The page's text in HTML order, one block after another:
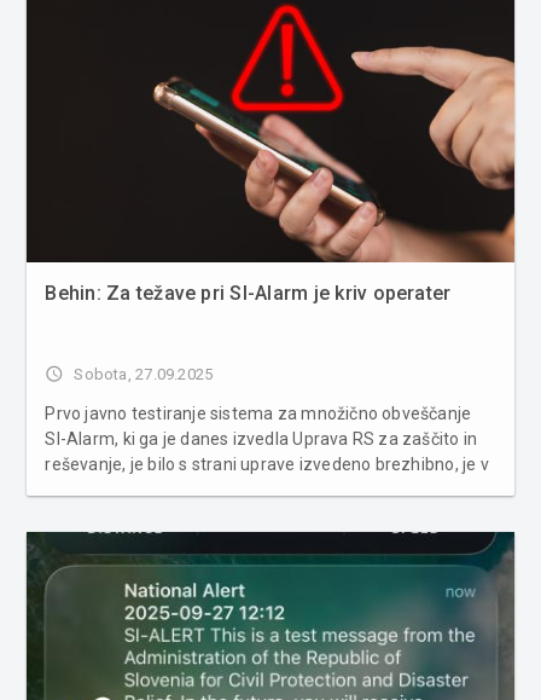
Behin: Za težave pri SI-Alarm je kriv operater
access_time Sobota, 27.09.2025
Prvo javno testiranje sistema za množično obveščanje
SI-Alarm, ki ga je danes izvedla Uprava RS za zaščito in
reševanje, je bilo s strani uprave izvedeno brezhibno, je v
njegov...